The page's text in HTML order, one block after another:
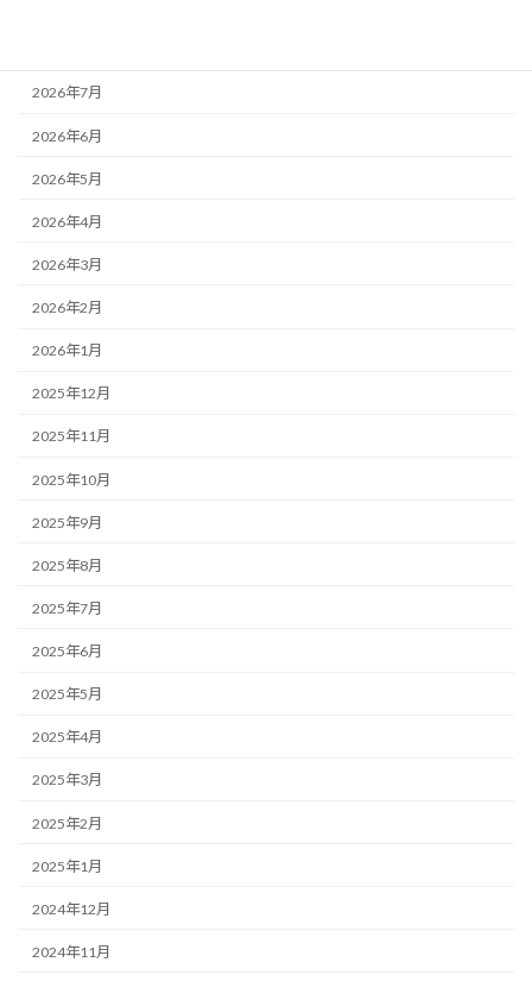
2026年7月
2026年6月
2026年5月
2026年4月
2026年3月
2026年2月
2026年1月
2025年12月
2025年11月
2025年10月
2025年9月
2025年8月
2025年7月
2025年6月
2025年5月
2025年4月
2025年3月
2025年2月
2025年1月
2024年12月
2024年11月